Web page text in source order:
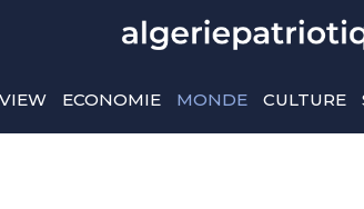
ECONOMIE MONDE CULTURE